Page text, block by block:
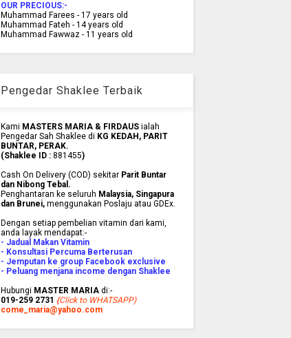
OUR PRECIOUS:-
Muhammad Farees - 17 years old
Muhammad Fateh - 14 years old
Muhammad Fawwaz - 11 years old
Pengedar Shaklee Terbaik
Kami MASTERS MARIA & FIRDAUS ialah
Pengedar Sah Shaklee di KG KEDAH, PARIT
BUNTAR, PERAK.
(Shaklee ID : 881455)
Cash On Delivery (COD) sekitar Parit Buntar
dan Nibong Tebal.
Penghantaran ke seluruh Malaysia, Singapura
dan Brunei,menggunakan Poslaju atau GDEx.
Dengan setiap pembelian vitamin dari kami,
anda layak mendapat:-
- Jadual Makan Vitamin
- Konsultasi Percuma Berterusan
- Jemputan ke group Facebook exclusive
- Peluang menjana income dengan Shaklee
Hubungi MASTER MARIAdi:-
019-259 2731 (Click to WHATSAPP)
come_maria@yahoo.com